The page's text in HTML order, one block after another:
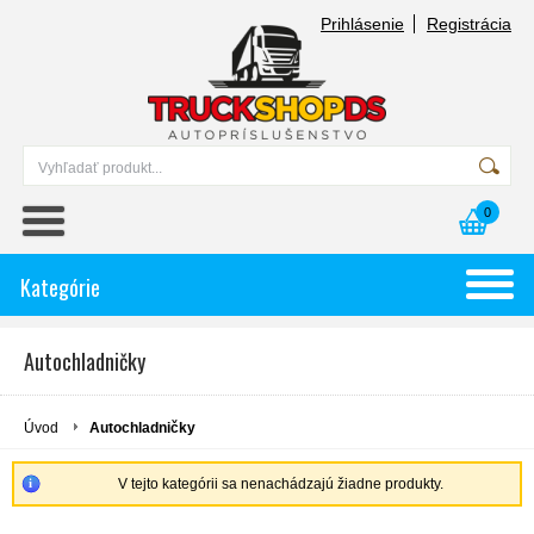
Prihlásenie Registrácia
0
Kategórie
Autochladničky
Úvod Autochladničky
V tejto kategórii sa nenachádzajú žiadne produkty.